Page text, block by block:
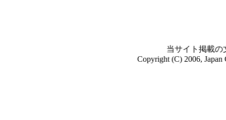
当サイト掲載の
Copyright (C) 2006, Japan